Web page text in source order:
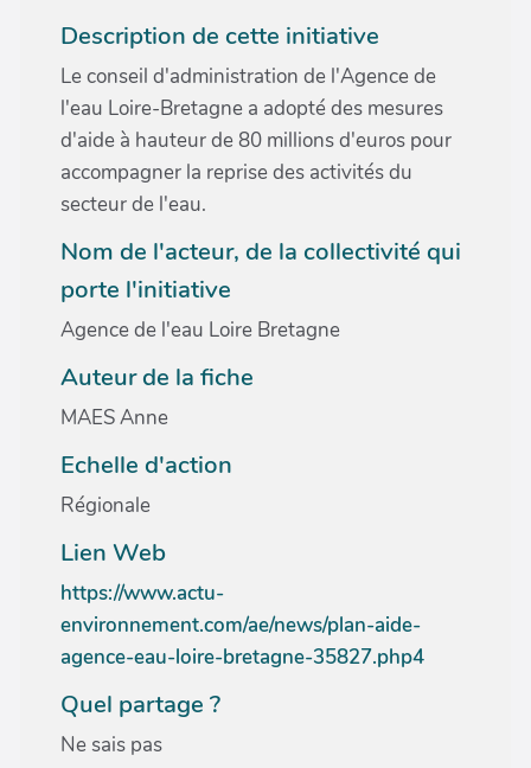
Description de cette initiative
Le conseil d'administration de l'Agence de
l'eau Loire-Bretagne a adopté des mesures
d'aide à hauteur de 80 millions d'euros pour
accompagner la reprise des activités du
secteur de l'eau.
Nom de l'acteur, de la collectivité qui
porte l'initiative
Agence de l'eau Loire Bretagne
Auteur de la fiche
MAES Anne
Echelle d'action
Régionale
Lien Web
https://www.actu-
environnement.com/ae/news/plan-aide-
agence-eau-loire-bretagne-35827.php4
Quel partage ?
Ne sais pas